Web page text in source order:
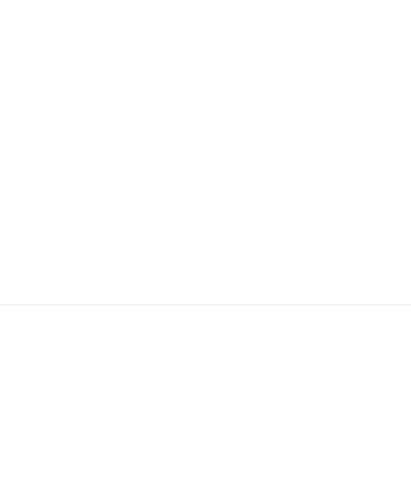
de anís frutado y Delirio de amor que es una
viene en un filtro en forma piramidal para poder
en el desayuno peruano.
alimenticios, vitaminas.
con señales de uso, sin empaques, etiquetas o sellos.